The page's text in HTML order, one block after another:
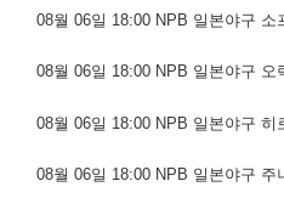
08월 06일 18:00 NPB 일본야구 소
08월 06일 18:00 NPB 일본야구 오
08월 06일 18:00 NPB 일본야구 히
08월 06일 18:00 NPB 일본야구 주